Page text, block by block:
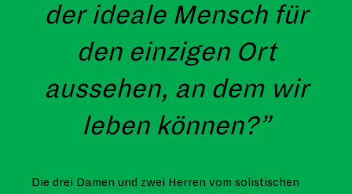
der ideale Mensch für
den einzigen Ort
aussehen, an dem wir
leben können?
Die drei Damen und zwei Herren vom solistischen